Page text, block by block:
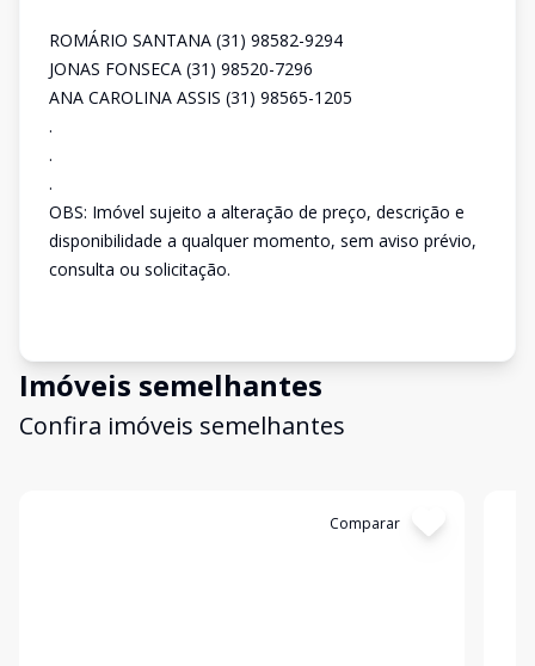
ROMÁRIO SANTANA (31) 98582-9294
JONAS FONSECA (31) 98520-7296
ANA CAROLINA ASSIS (31) 98565-1205
.
.
.
OBS: Imóvel sujeito a alteração de preço, descrição e
disponibilidade a qualquer momento, sem aviso prévio,
consulta ou solicitação.
Imóveis semelhantes
Confira imóveis semelhantes
Comparar